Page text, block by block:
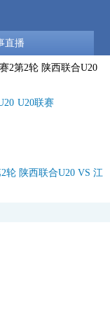
直播
2第2轮 陕西联合U20
U20联赛
轮 陕西联合U20 VS 江